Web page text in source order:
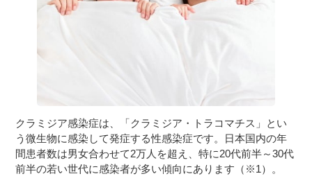
２歳児
７〜１２歳児
クラミジア感染症は、「クラミジア・トラコマチス」とい
う微生物に感染して発症する性感染症です。日本国内の年
間患者数は男女合わせて2万人を超え、特に20代前半～30代
前半の若い世代に感染者が多い傾向にあります（※1）。